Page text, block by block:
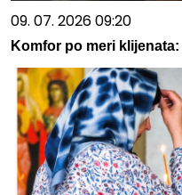
09. 07. 2026 09:20
Komfor po meri